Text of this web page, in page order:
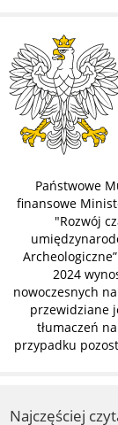
Państwowe
finansowe
"Rozwój
2024
nowoczesnych
przewidziane
tłumaczeń
przypadku
Najczęściej